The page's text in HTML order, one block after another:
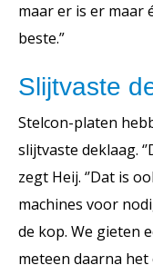
maar er is er maar
beste.”
Slijtvaste
Stelcon-platen
slijtvaste deklaag.
zegt Heij. ‘’Dat is
machines voor
de kop. We gieten
meteen daarna